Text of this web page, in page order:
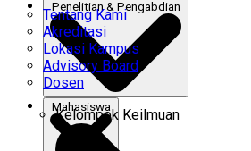
Tentang Kami
Akreditasi
Lokasi Kampus
Advisory Board
Dosen
Kelompok Keilmuan
Mahasiswa